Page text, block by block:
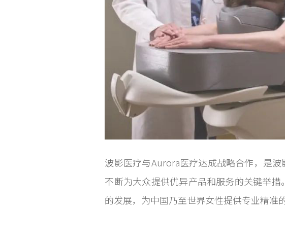
波影医疗与Aurora医疗达成战略合作，是
不断为大众提供优异产品和服务的关键举
的发展，为中国乃至世界女性提供专业精